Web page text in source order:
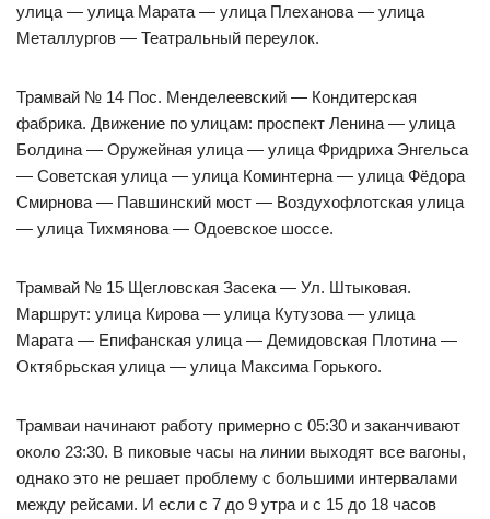
улица — улица Марата — улица Плеханова — улица
Металлургов — Театральный переулок.
Трамвай № 14 Пос. Менделеевский — Кондитерская
фабрика. Движение по улицам: проспект Ленина — улица
Болдина — Оружейная улица — улица Фридриха Энгельса
— Советская улица — улица Коминтерна — улица Фёдора
Смирнова — Павшинский мост — Воздухофлотская улица
— улица Тихмянова — Одоевское шоссе.
Трамвай № 15 Щегловская Засека — Ул. Штыковая.
Маршрут: улица Кирова — улица Кутузова — улица
Марата — Епифанская улица — Демидовская Плотина —
Октябрьская улица — улица Максима Горького.
Трамваи начинают работу примерно с 05:30 и заканчивают
около 23:30. В пиковые часы на линии выходят все вагоны,
однако это не решает проблему с большими интервалами
между рейсами. И если с 7 до 9 утра и с 15 до 18 часов